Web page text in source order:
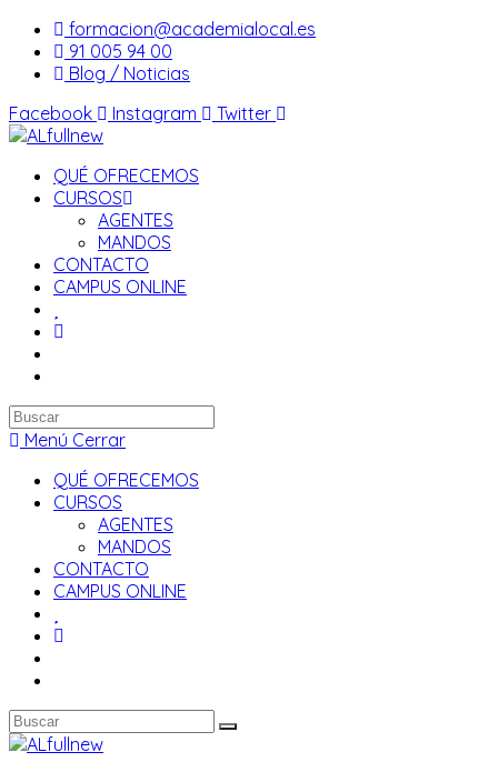
Saltar
contenido
formacion@academialocal.es
91 005 94 00
Blog / Noticias
Facebook
Instagram Twitter
QUÉ OFRECEMOS
CURSOS
AGENTES
MANDOS
CONTACTO
CAMPUS ONLINE
Buscar
en
web
Menú Cerrar
QUÉ OFRECEMOS
CURSOS
AGENTES
MANDOS
CONTACTO
CAMPUS ONLINE